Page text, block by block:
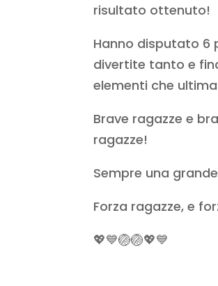
risultato ottenuto!
Hanno disputato 6
divertite tanto e
elementi che
Brave ragazze e
ragazze!
Sempre una
Forza ragazze, e
💖💙🏐🏐💖💙